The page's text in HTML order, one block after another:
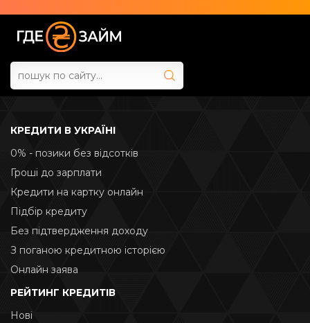
КРЕДИТИ В УКРАЇНІ
0% - позики без відсотків
Гроші до зарплати
Кредити на картку онлайн
Підбір кредиту
Без підтвердження доходу
З поганою кредитною історією
Онлайн заява
РЕЙТИНГ КРЕДИТІВ
Нові